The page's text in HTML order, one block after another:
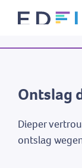
Ontslag
Dieper
ontslag